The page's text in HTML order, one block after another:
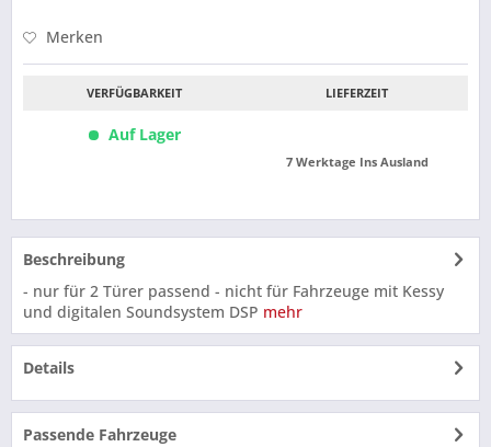
Merken
VERFÜGBARKEIT
Auf Lager
LIEFERZEIT
7 Werktage Ins Ausland
Beschreibung
- nur für 2 Türer passend - nicht für Fahrzeuge mit Kessy
und digitalen Soundsystem DSP mehr
Details
Passende Fahrzeuge